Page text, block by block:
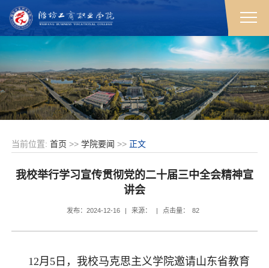
当前位置: 首页 >> 学院要闻 >> 正文
我校举行学习宣传贯彻党的二十届三中全会精神宣
讲会
发布：2024-12-16 | 来源： | 点击量： 82
12月5日，我校马克思主义学院邀请山东省教育